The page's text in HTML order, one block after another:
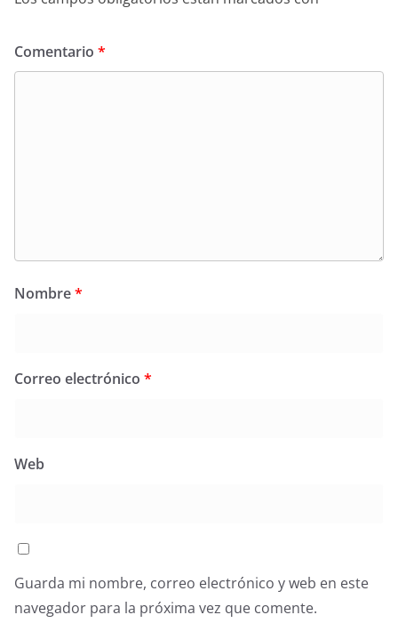
Comentario *
Nombre*
Correo electrónico *
Web
Guarda mi nombre, correo electrónico y web en este
navegador para la próxima vez que comente.